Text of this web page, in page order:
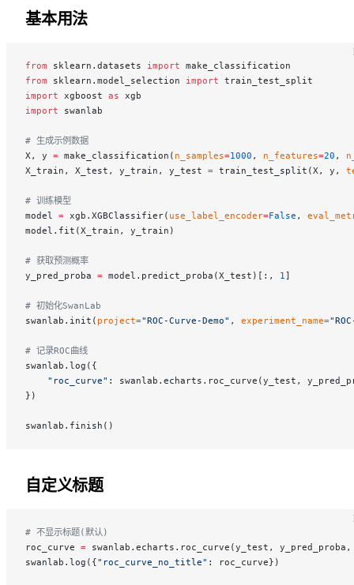
基本用法
from sklearn.datasets import make_classification
from sklearn.model_selection import train_test_split
import xgboost as xgb
import swanlab
# 生成示例数据
X, y = make_classification( n_samples=1000 , n_features=20 ,
X_train, X_test, y_train, y_test = train_test_split(X, y,
# 训练模型
model = xgb.XGBClassifier( use_label_encoder=False ,
model.fit(X_train, y_train)
# 获取预测概率
y_pred_proba = model.predict_proba(X_test)[:, 1]
# 初始化SwanLab
swanlab.init( project="ROC-Curve-Demo" , experiment_name=
# 记录ROC曲线
swanlab.log({
    "roc_curve"
: swanlab.echarts.roc_curve(y_test,
})
swanlab.finish()
自定义标题
# 不显示标题(默认)
roc_curve = swanlab.echarts.roc_curve(y_test,
swanlab.log({"roc_curve_no_title" : roc_curve})